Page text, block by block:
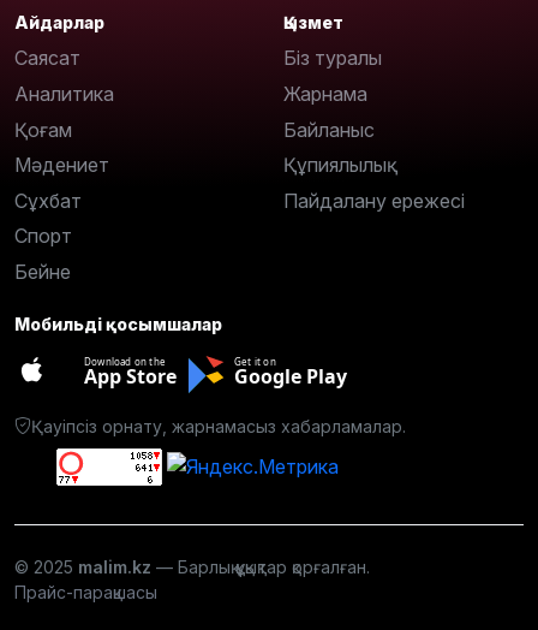
Айдарлар
Саясат
Аналитика
Қоғам
Мәдениет
Сұхбат
Спорт
Бейне
Қызмет
Біз туралы
Жарнама
Байланыс
Құпиялылық
Пайдалану ережесі
Мобильді қосымшалар
Download on the
App Store
Get it on
Google Play
Қауіпсіз орнату, жарнамасыз хабарламалар.
© 2025 malim.kz — Барлық құқықтар қорғалған.
Прайс-парақшасы